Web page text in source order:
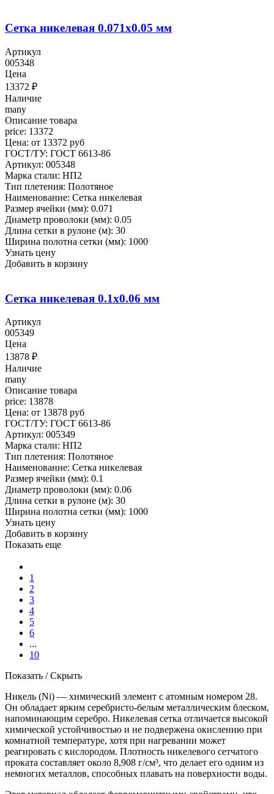
Сетка никелевая 0.071x0.05 мм
Артикул
005348
Цена
13372 ₽
Наличие
many
Описание товара
price: 13372
Цена: от 13372 руб
ГОСТ/ТУ: ГОСТ 6613-86
Артикул: 005348
Марка стали: НП2
Тип плетения: Полотяное
Наименование: Сетка никелевая
Размер ячейки (мм): 0.071
Диаметр проволоки (мм): 0.05
Длина сетки в рулоне (м): 30
Ширина полотна сетки (мм): 1000
Узнать цену
Добавить в корзину
Сетка никелевая 0.1x0.06 мм
Артикул
005349
Цена
13878 ₽
Наличие
many
Описание товара
price: 13878
Цена: от 13878 руб
ГОСТ/ТУ: ГОСТ 6613-86
Артикул: 005349
Марка стали: НП2
Тип плетения: Полотяное
Наименование: Сетка никелевая
Размер ячейки (мм): 0.1
Диаметр проволоки (мм): 0.06
Длина сетки в рулоне (м): 30
Ширина полотна сетки (мм): 1000
Узнать цену
Добавить в корзину
Показать еще
1
2
3
4
5
6
...
10
Показать / Скрыть
Никель (Ni) — химический элемент с атомным номером 28.
Он обладает ярким серебристо-белым металлическим блеском,
напоминающим серебро. Никелевая сетка отличается высокой
химической устойчивостью и не подвержена окислению при
комнатной температуре, хотя при нагревании может
реагировать с кислородом. Плотность никелевого сетчатого
проката составляет около 8,908 г/см³, что делает его одним из
немногих металлов, способных плавать на поверхности воды.